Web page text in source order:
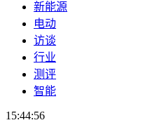
新能源
电动
访谈
行业
测评
智能
15:44:56